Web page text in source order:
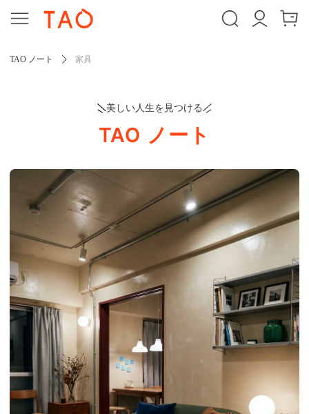
TAO ノート 家具
美しい人生を見つける
TAO ノート